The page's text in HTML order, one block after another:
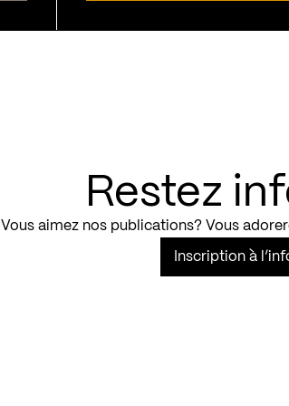
Restez
Vous aimez nos publications? Vous
Inscription à